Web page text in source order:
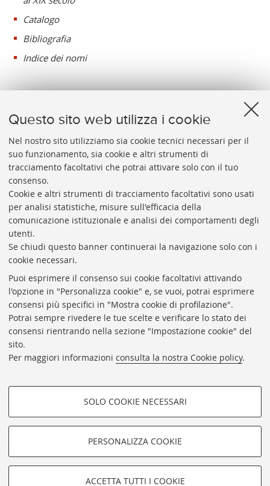
Questo sito web utilizza i cookie
Nel nostro sito utilizziamo sia cookie tecnici necessari per il
suo funzionamento, sia cookie e altri strumenti di
tracciamento facoltativi che potrai attivare solo con il tuo
consenso.
Cookie e altri strumenti di tracciamento facoltativi sono usati
per analisi statistiche, misure sull'efficacia della
comunicazione istituzionale e analisi dei comportamenti degli
utenti.
Se chiudi questo banner continuerai la navigazione solo con i
cookie necessari.
Puoi esprimere il consenso sui cookie facoltativi attivando
l'opzione in "Personalizza cookie" e, se vuoi, potrai esprimere
consensi più specifici in "Mostra cookie di profilazione".
Potrai sempre rivedere le tue scelte e verificare lo stato dei
consensi rientrando nella sezione "Impostazione cookie" del
sito.
Per maggiori informazioni consulta la nostra Cookie policy.
COOKIE DI PROFILAZIONE -
FACOLTATIVI
navigazione degli utenti, creare profili in base al loro comportamento
SOLO COOKIE NECESSARI
PERSONALIZZA COOKIE
ACCETTA TUTTI I COOKIE
Catalogo
Bibliografia
Indice dei nomi
UNIVERSITARIA
Presidente: prof. Francesco Citti
Coordinatrice gestionale: Maria Pia Torricelli
Responsabile Amministrativo: Luigia Di Pumpo
Via Zamboni, 33/35 - 40126 Bologna (BO)
Tel. +39 051 2088306 - Fax +39 051 2088385
bub.info@unibo.it
bub.biblioteca@pec.unibo.it
Dove siamo
Orario dei servizi
Helpdesk
Rubrica di Ateneo
Privacy e note legali
©Copyright 2026 - ALMA MATER STUDIORUM - Università di